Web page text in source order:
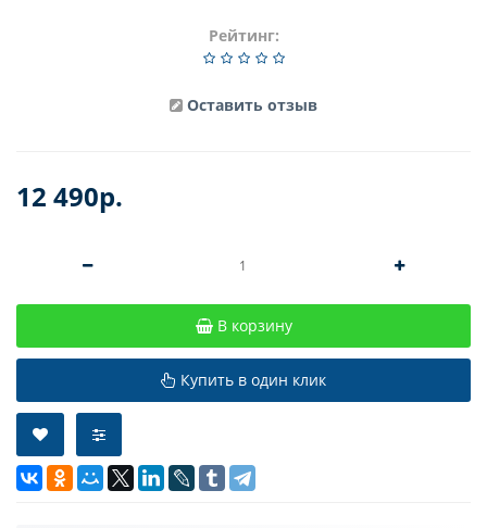
Рейтинг:
Оставить отзыв
12 490р.
В корзину
Купить в один клик